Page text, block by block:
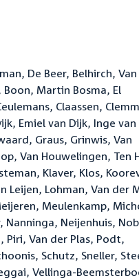
De Beer, Belhirch,
Martin Bosma, El
Claassen,
Emiel van Dijk, Inge
Graus, Grinwis, Van
Van Houwelingen, Ten
Klaver, Klos,
Leijen, Lohman, Van der
Meulenkamp,
Neijenhuis,
Van der Plas, Podt,
Schutz, Sneller,
Vellinga-